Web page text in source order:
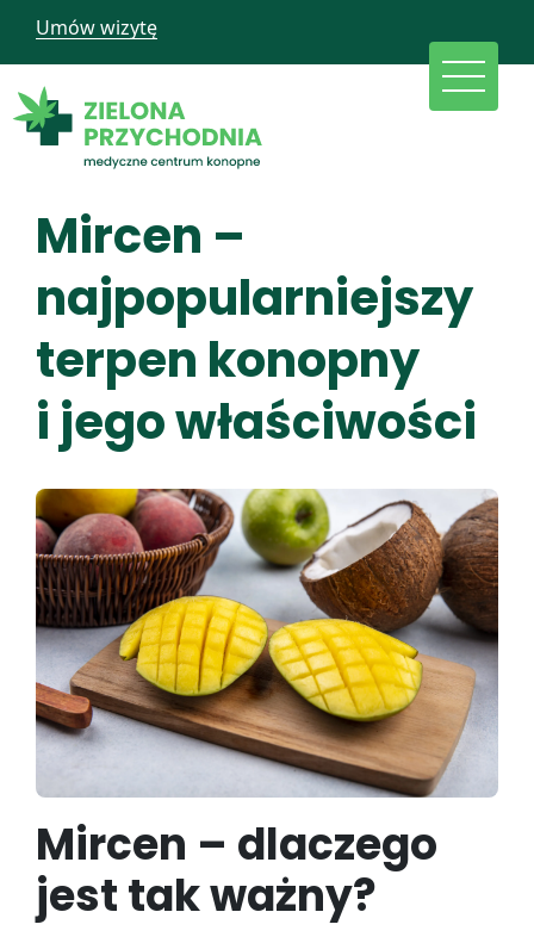
Umów wizytę
Mircen –
najpopularniejszy
terpen konopny
i jego właściwości
Mircen – dlaczego
jest tak ważny?